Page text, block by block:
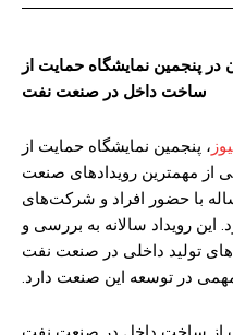
پنجمین نمایشگاه حمایت از
ساخت داخل در صنعت نفت
، پنجمین نمایشگاه حمایت از
مهمترین رویدادهای صنعت
با حضور افراد و شرکت‌های
رویداد سالانه به بررسی و
تولید داخلی در صنعت نفت
در توسعه این صنعت دارد.